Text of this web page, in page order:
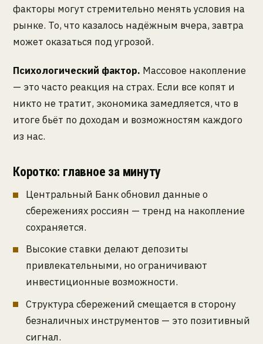
факторы могут стремительно менять условия на
рынке. То, что казалось надёжным вчера, завтра
может оказаться под угрозой.
Психологический фактор. Массовое накопление
— это часто реакция на страх. Если все копят и
никто не тратит, экономика замедляется, что в
итоге бьёт по доходам и возможностям каждого
из нас.
Коротко: главное за минуту
Центральный Банк обновил данные о
сбережениях россиян — тренд на накопление
сохраняется.
Высокие ставки делают депозиты
привлекательными, но ограничивают
инвестиционные возможности.
Структура сбережений смещается в сторону
безналичных инструментов — это позитивный
сигнал.